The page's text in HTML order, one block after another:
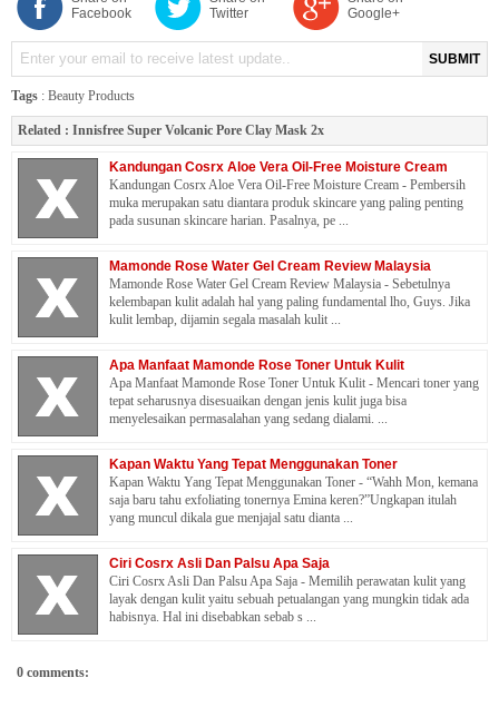
Facebook
Twitter
Google+
SUBMIT
Tags : Beauty Products
Related : Innisfree Super Volcanic Pore Clay Mask 2x
Kandungan Cosrx Aloe Vera Oil-Free Moisture Cream
Kandungan Cosrx Aloe Vera Oil-Free Moisture Cream - Pembersih
muka merupakan satu diantara produk skincare yang paling penting
pada susunan skincare harian. Pasalnya, pe ...
Mamonde Rose Water Gel Cream Review Malaysia
Mamonde Rose Water Gel Cream Review Malaysia - Sebetulnya
kelembapan kulit adalah hal yang paling fundamental lho, Guys. Jika
kulit lembap, dijamin segala masalah kulit ...
Apa Manfaat Mamonde Rose Toner Untuk Kulit
Apa Manfaat Mamonde Rose Toner Untuk Kulit - Mencari toner yang
tepat seharusnya disesuaikan dengan jenis kulit juga bisa
menyelesaikan permasalahan yang sedang dialami. ...
Kapan Waktu Yang Tepat Menggunakan Toner
Kapan Waktu Yang Tepat Menggunakan Toner - “Wahh Mon, kemana
saja baru tahu exfoliating tonernya Emina keren?”Ungkapan itulah
yang muncul dikala gue menjajal satu dianta ...
Ciri Cosrx Asli Dan Palsu Apa Saja
Ciri Cosrx Asli Dan Palsu Apa Saja - Memilih perawatan kulit yang
layak dengan kulit yaitu sebuah petualangan yang mungkin tidak ada
habisnya. Hal ini disebabkan sebab s ...
0 comments: